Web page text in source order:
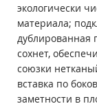
экологически
материала;
дублированная
сохнет,
союзки
вставка по
заметности в